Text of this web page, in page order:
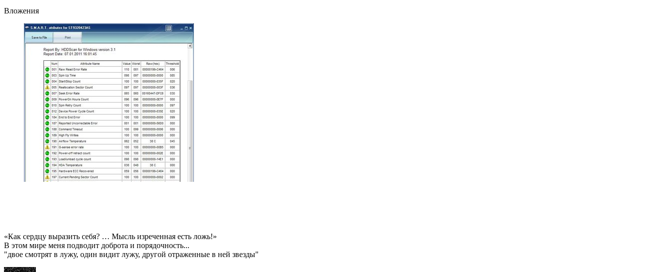
Вложения
«Как сердцу выразить себя? … Мысль изреченная есть ложь!»
В этом мире меня подводит доброта и порядочность...
"двое смотрят в лужу, один видит лужу, другой отраженные в ней звезды"